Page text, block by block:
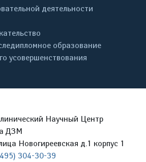
деятельности
образование
усовершенствования
Научный Центр
ДЗМ
Новогиреевская д.1 корпус 1
304-30-39